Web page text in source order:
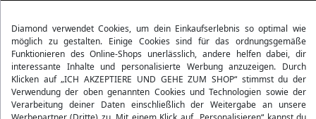
Produktdetails
Diamond verwendet Cookies, um dein Einkaufserlebnis so optimal wie
möglich zu gestalten. Einige Cookies sind für das ordnungsgemäße
Funktionieren des Online-Shops unerlässlich, andere helfen dabei, dir
interessante Inhalte und personalisierte Werbung anzuzeigen. Durch
Klicken auf „ICH AKZEPTIERE UND GEHE ZUM SHOP“ stimmst du der
Verwendung der oben genannten Cookies und Technologien sowie der
Verarbeitung deiner Daten einschließlich der Weitergabe an unsere